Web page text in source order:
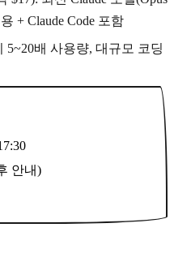
+ Claude Code 포함
5~20배 사용량, 대규모 코딩
안내)